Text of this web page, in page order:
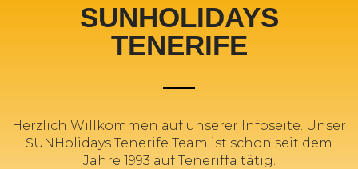
SUNHOLIDAYS
TENERIFE
Herzlich Willkommen auf unserer Infoseite. Unser
SUNHolidays Tenerife Team ist schon seit dem
Jahre 1993 auf Teneriffa tätig.